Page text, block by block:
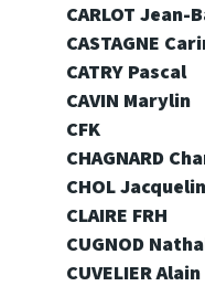
CARLOT Jean-
CASTAGNE
CATRY Pascal
CAVIN Marylin
CFK
CHAGNARD
CHOL
CLAIRE FRH
CUGNOD
CUVELIER Alain